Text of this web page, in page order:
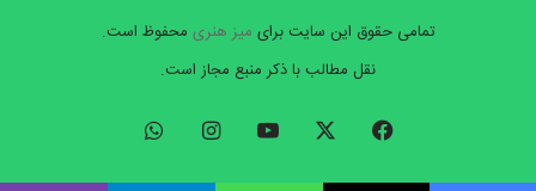
تمامی حقوق این سایت برای میز هنری محفوظ است.
نقل مطالب با ذکر منبع مجاز است.
فیسبوک ایکس یوتیوب اینستاگرام